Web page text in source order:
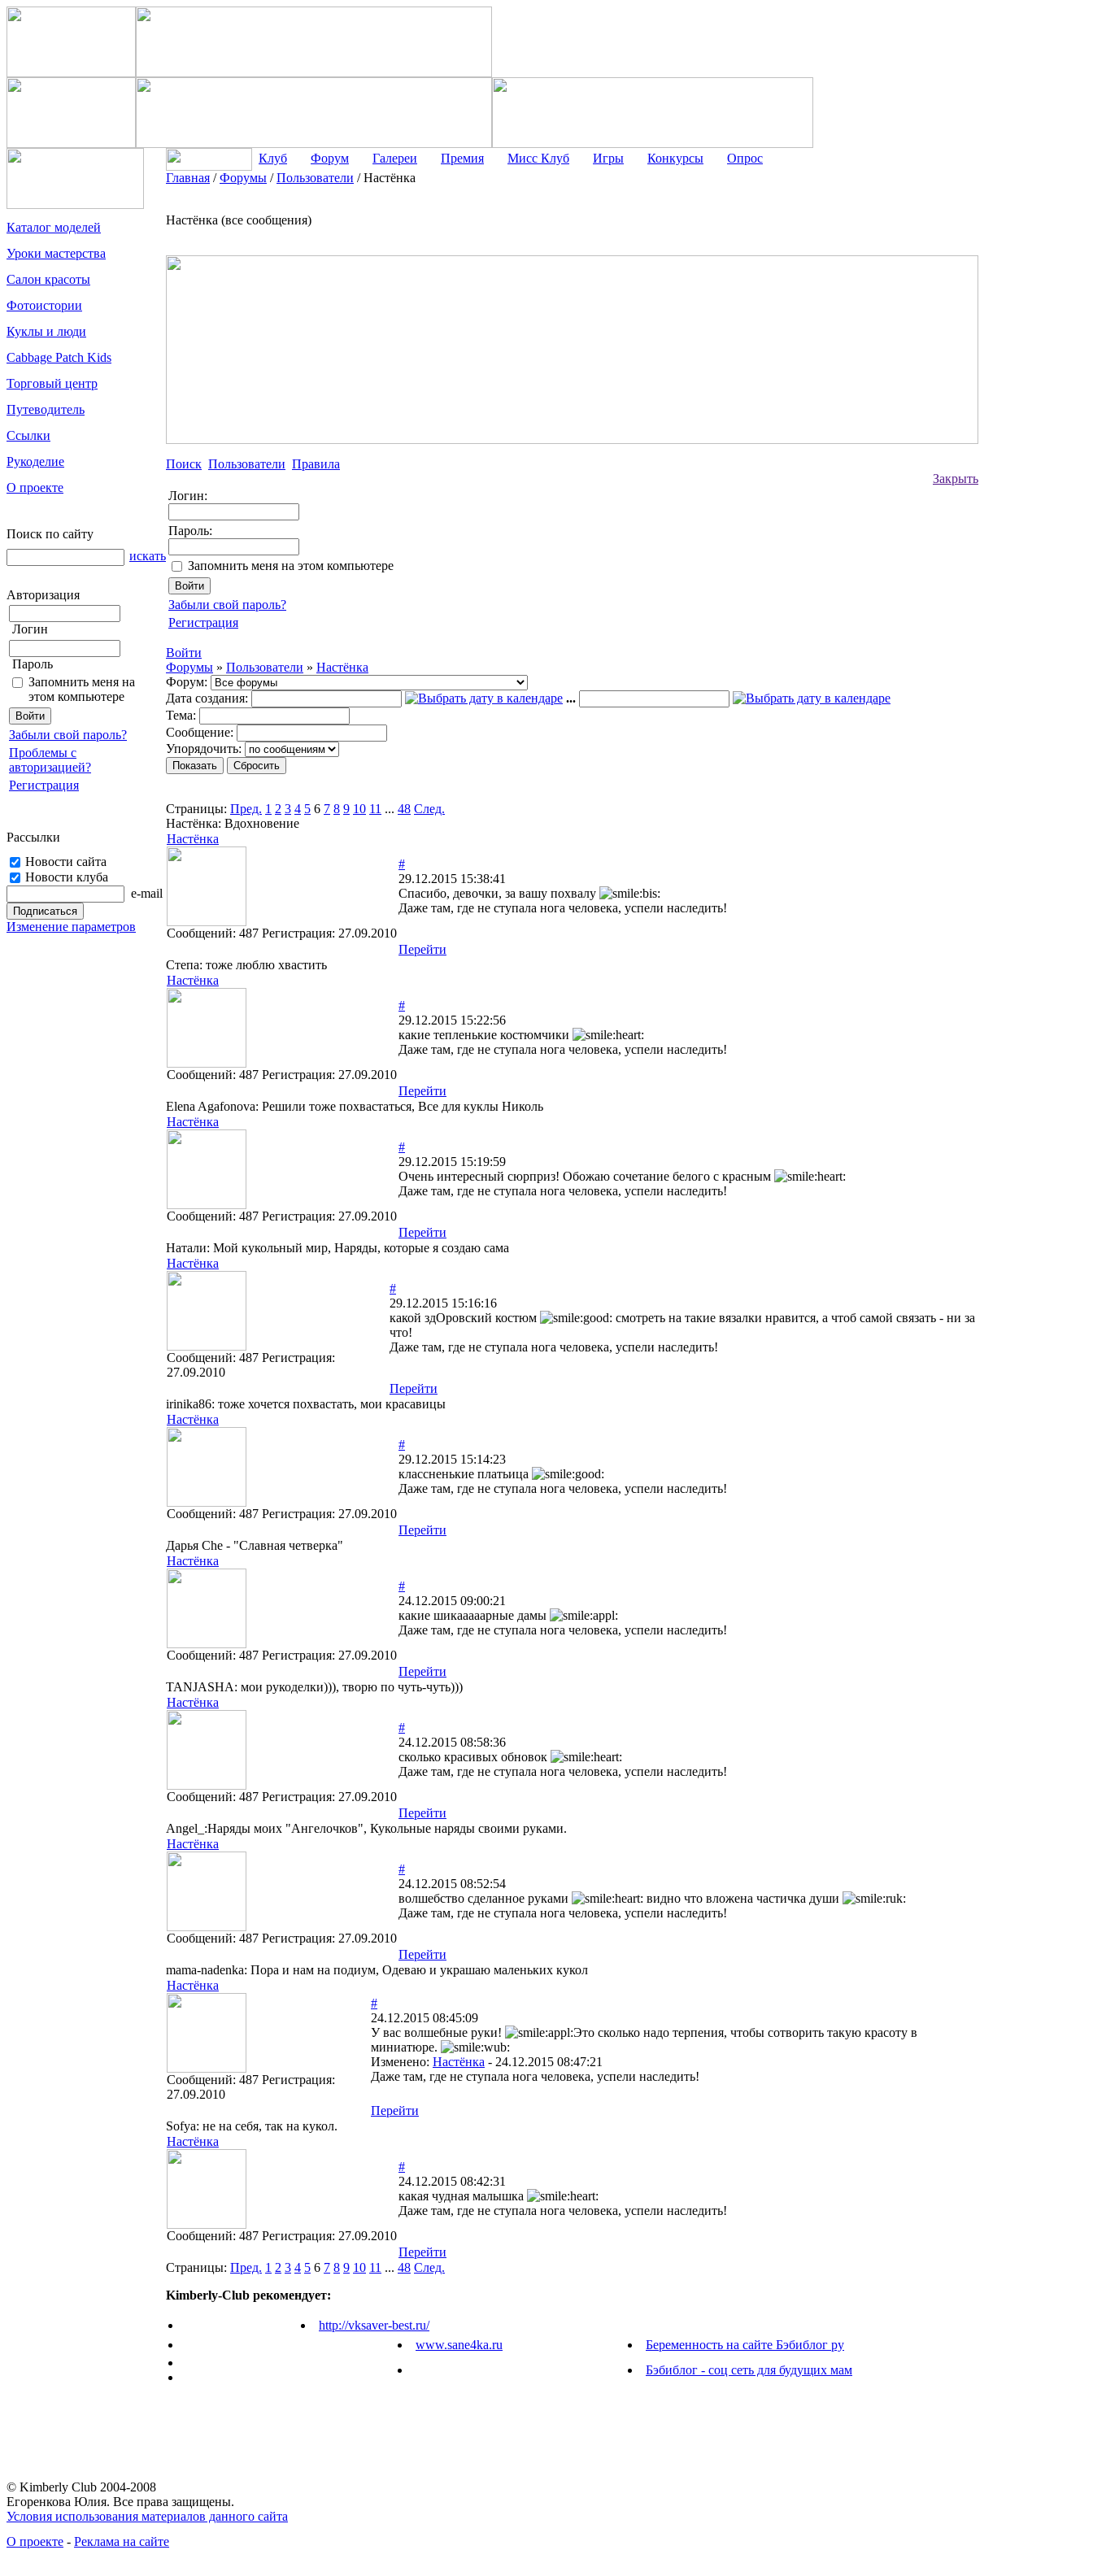
Каталог моделей
Уроки мастерства
Салон красоты
Фотоистории
Куклы и люди
Cabbage Patch Kids
Торговый центр
Путеводитель
Ссылки
Рукоделие
О проекте
Поиск по сайту
искать
Авторизация
Логин
Пароль
Запомнить меня на
этом компьютере
Забыли свой пароль?
Проблемы с
авторизацией?
Регистрация
Рассылки
Новости сайта
Новости клуба
e-mail
Изменение параметров
Клуб Форум Галереи Премия Мисс Клуб Игры Конкурсы
Опрос
Главная /Форумы /Пользователи /Настёнка
Настёнка (все сообщения)
Поиск Пользователи Правила
Закрыть
Логин:
Пароль:
Запомнить меня на этом компьютере
Забыли свой пароль?
Регистрация
Войти
Форумы » Пользователи » Настёнка
Форум:
Дата создания:
...
Тема:
Cooбщение:
Упорядочить:
Страницы: Пред. 1 2 3 4 5 6 7 8 9 10 11 ... 48 След.
Настёнка: Вдохновение
Настёнка
Cообщений: 487 Регистрация: 27.09.2010
#
29.12.2015 15:38:41
Спасибо, девочки, за вашу похвалу
Даже там, где не ступала нога человека, успели наследить!
Перейти
Степа: тоже люблю хвастить
Настёнка
Cообщений: 487 Регистрация: 27.09.2010
#
29.12.2015 15:22:56
какие тепленькие костюмчики
Даже там, где не ступала нога человека, успели наследить!
Перейти
Elena Agafonova: Решили тоже похвастаться, Все для куклы Николь
Настёнка
Cообщений: 487 Регистрация: 27.09.2010
#
29.12.2015 15:19:59
Очень интересный сюрприз! Обожаю сочетание белого с красным
Даже там, где не ступала нога человека, успели наследить!
Перейти
Натали: Мой кукольный мир, Наряды, которые я создаю сама
Настёнка
Cообщений: 487 Регистрация:
27.09.2010
#
29.12.2015 15:16:16
какой здОровский костюм
смотреть на такие вязалки нравится, а чтоб самой связать - ни за
что!
Даже там, где не ступала нога человека, успели наследить!
Перейти
irinika86: тоже хочется похвастать, мои красавицы
Настёнка
Cообщений: 487 Регистрация: 27.09.2010
#
29.12.2015 15:14:23
классненькие платьица
Даже там, где не ступала нога человека, успели наследить!
Перейти
Дарья Che - "Славная четверка"
Настёнка
Cообщений: 487 Регистрация: 27.09.2010
#
24.12.2015 09:00:21
какие шикааааарные дамы
Даже там, где не ступала нога человека, успели наследить!
Перейти
TANJASHA: мои рукоделки))), творю по чуть-чуть)))
Настёнка
Cообщений: 487 Регистрация: 27.09.2010
#
24.12.2015 08:58:36
сколько красивых обновок
Даже там, где не ступала нога человека, успели наследить!
Перейти
Angel_:Наряды моих "Ангелочков", Кукольные наряды своими руками.
Настёнка
Cообщений: 487 Регистрация: 27.09.2010
#
24.12.2015 08:52:54
волшебство сделанное руками
видно что вложена частичка души
Даже там, где не ступала нога человека, успели наследить!
Перейти
mama-nadenka: Пора и нам на подиум, Одеваю и украшаю маленьких кукол
Настёнка
Cообщений: 487 Регистрация:
27.09.2010
#
24.12.2015 08:45:09
У вас волшебные руки!
Это сколько надо терпения, чтобы сотворить такую красоту в
миниатюре.
Изменено: Настёнка - 24.12.2015 08:47:21
Даже там, где не ступала нога человека, успели наследить!
Перейти
Sofya: не на себя, так на кукол.
Настёнка
Cообщений: 487 Регистрация: 27.09.2010
#
24.12.2015 08:42:31
какая чудная малышка
Даже там, где не ступала нога человека, успели наследить!
Перейти
Страницы: Пред. 1 2 3 4 5 6 7 8 9 10 11 ... 48 След.
Kimberly-Club рекомендует:
http://vksaver-best.ru/
www.sane4ka.ru
Беременность на сайте Бэбиблог ру
Бэбиблог - соц сеть для будущих мам
© Kimberly Club 2004-2008
Егоренкова Юлия. Все права защищены.
Условия использования материалов данного сайта
О проекте - Реклама на сайте